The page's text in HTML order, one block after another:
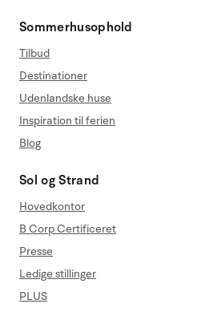
Sommerhusophold
Tilbud
Destinationer
Udenlandske huse
Inspiration til ferien
Blog
Sol og Strand
Hovedkontor
B Corp Certificeret
Presse
Ledige stillinger
PLUS